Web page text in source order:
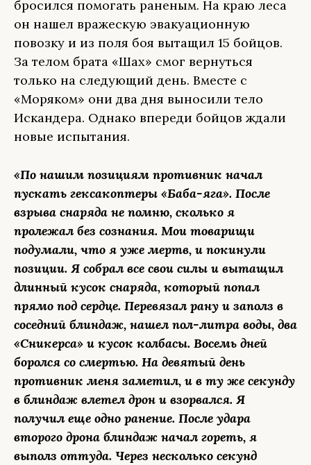
бросился помогать раненым. На краю леса
он нашел вражескую эвакуационную
повозку и из поля боя вытащил 15 бойцов.
За телом брата «Шах» смог вернуться
только на следующий день. Вместе с
«Моряком» они два дня выносили тело
Искандера. Однако впереди бойцов ждали
новые испытания.
«По нашим позициям противник начал
пускать гексакоптеры «Баба-яга». После
взрыва снаряда не помню, сколько я
пролежал без сознания. Мои товарищи
подумали, что я уже мертв, и покинули
позиции. Я собрал все свои силы и вытащил
длинный кусок снаряда, который попал
прямо под сердце. Перевязал рану и заполз в
соседний блиндаж, нашел пол-литра воды, два
«Сникерса» и кусок колбасы. Восемь дней
боролся со смертью. На девятый день
противник меня заметил, и в ту же секунду
в блиндаж влетел дрон и взорвался. Я
получил еще одно ранение. После удара
второго дрона блиндаж начал гореть, я
выполз оттуда. Через несколько секунд